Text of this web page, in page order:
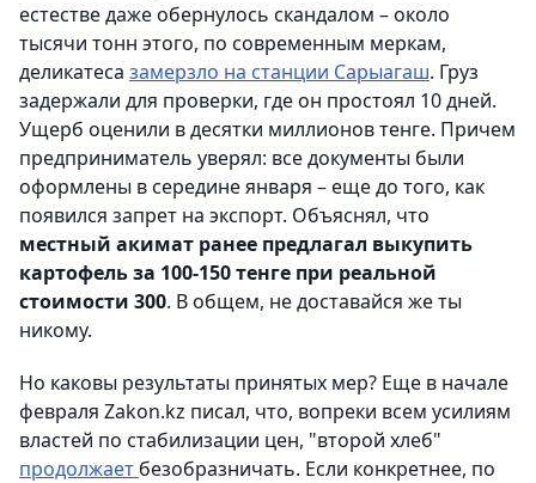
естестве даже обернулось скандалом – около
тысячи тонн этого, по современным меркам,
деликатеса замерзло на станции Сарыагаш. Груз
задержали для проверки, где он простоял 10 дней.
Ущерб оценили в десятки миллионов тенге. Причем
предприниматель уверял: все документы были
оформлены в середине января – еще до того, как
появился запрет на экспорт. Объяснял, что
местный акимат ранее предлагал выкупить
картофель за 100-150 тенге при реальной
стоимости 300. В общем, не доставайся же ты
никому.
Но каковы результаты принятых мер? Еще в начале
февраля Zakon.kz писал, что, вопреки всем усилиям
властей по стабилизации цен, "второй хлеб"
продолжает безобразничать. Если конкретнее, по